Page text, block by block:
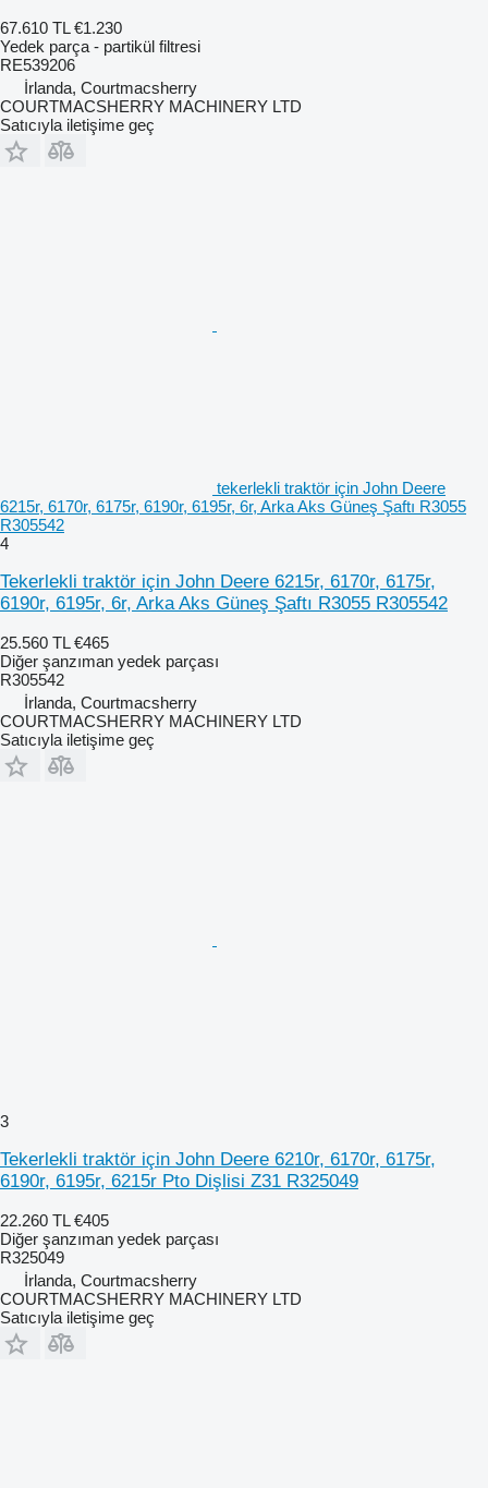
67.610 TL €1.230
Yedek parça - partikül filtresi
RE539206
İrlanda, Courtmacsherry
COURTMACSHERRY MACHINERY LTD
Satıcıyla iletişime geç
tekerlekli traktör için John Deere
6215r, 6170r, 6175r, 6190r, 6195r, 6r, Arka Aks Güneş Şaftı R3055
R305542
4
Tekerlekli traktör için John Deere 6215r, 6170r, 6175r,
6190r, 6195r, 6r, Arka Aks Güneş Şaftı R3055 R305542
25.560 TL €465
Diğer şanzıman yedek parçası
R305542
İrlanda, Courtmacsherry
COURTMACSHERRY MACHINERY LTD
Satıcıyla iletişime geç
3
Tekerlekli traktör için John Deere 6210r, 6170r, 6175r,
6190r, 6195r, 6215r Pto Dişlisi Z31 R325049
22.260 TL €405
Diğer şanzıman yedek parçası
R325049
İrlanda, Courtmacsherry
COURTMACSHERRY MACHINERY LTD
Satıcıyla iletişime geç